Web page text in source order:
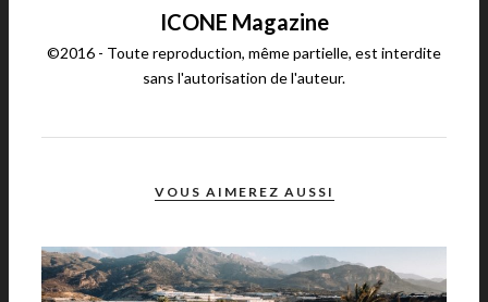
ICONE Magazine
©2016 - Toute reproduction, même partielle, est interdite
sans l'autorisation de l'auteur.
VOUS AIMEREZ AUSSI